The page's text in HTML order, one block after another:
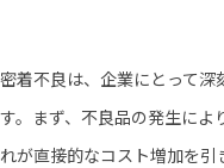
密着不良は、企業にとって
す。まず、不良品の発生によ
れが直接的なコスト増加を